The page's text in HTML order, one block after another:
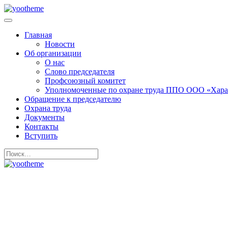
Главная
Новости
Об организации
О нас
Слово председателя
Профсоюзный комитет
Уполномоченные по охране труда ППО ООО
Обращение к председателю
Охрана труда
Документы
Контакты
Вступить